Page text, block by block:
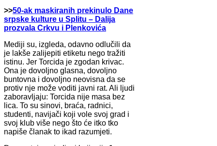
>>50-ak maskiranih prekinulo Dane
srpske kulture u Splitu – Dalija
prozvala Crkvu i Plenkovića
Mediji su, izgleda, odavno odlučili da
je lakše zalijepiti etiketu nego tražiti
istinu. Jer Torcida je zgodan krivac.
Ona je dovoljno glasna, dovoljno
buntovna i dovoljno neovisna da se
protiv nje može voditi javni rat. Ali ljudi
zaboravljaju: Torcida nije masa bez
lica. To su sinovi, braća, radnici,
studenti, navijači koji vole svoj grad i
svoj klub više nego što će itko tko
napiše članak to ikad razumjeti.